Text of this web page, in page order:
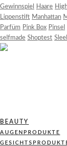
Gewinnspiel
Haare
Lippenstift Manhattan
Parfüm Pink Box Pinsel
selfmade Shoptest
BEAUTY
AUGENPRODUKTE